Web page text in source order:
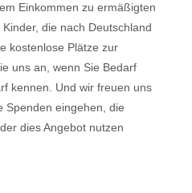
Einkommen zu ermäßigten
die nach Deutschland
kostenlose Plätze zur
uns an, wenn Sie Bedarf
kennen. Und wir freuen uns
Spenden eingehen, die
dies Angebot nutzen